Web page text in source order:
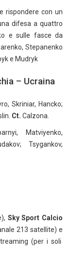
rispondere con un
difesa a quattro
e sulle fasce da
Stepanenko
e Mudryk
– Ucraina
Skriniar, Hancko;
Ct. Calzona.
Matviyenko,
Tsygankov,
Sky Sport Calcio
213 satellite) e
(per i soli